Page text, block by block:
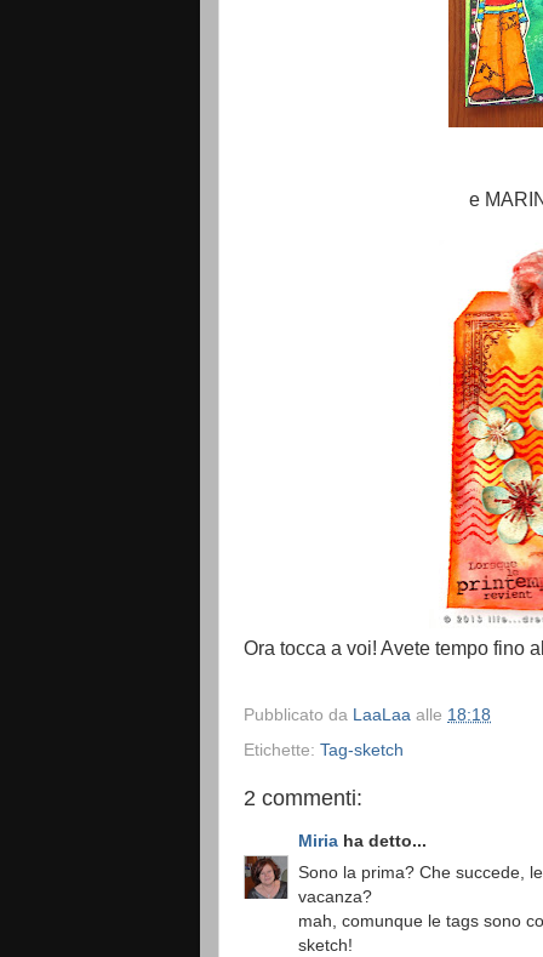
e
Ora tocca a voi! Avete tempo fino
Pubblicato da LaaLaa alle 18:18
Etichette: Tag-sketch
2 commenti:
Miria ha detto...
Sono la prima? Che succede,
vacanza?
mah, comunque le tags sono
sketch!